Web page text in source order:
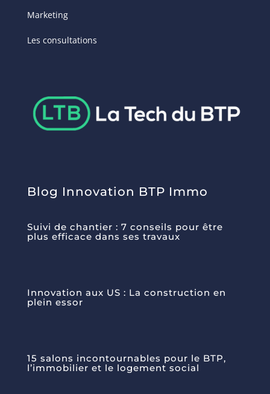
Marketing
Les consultations
Blog Innovation BTP Immo
Suivi de chantier : 7 conseils pour être
plus efficace dans ses travaux
Innovation aux US : La construction en
plein essor
15 salons incontournables pour le BTP,
l’immobilier et le logement social